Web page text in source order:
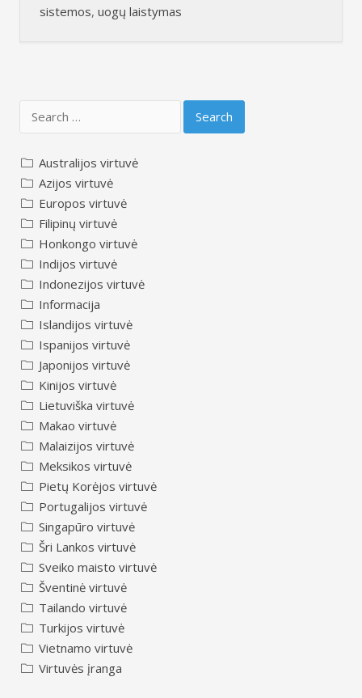
sistemos, uogų laistymas
for:
Australijos virtuvė
Azijos virtuvė
Europos virtuvė
Filipinų virtuvė
Honkongo virtuvė
Indijos virtuvė
Indonezijos virtuvė
Informacija
Islandijos virtuvė
Ispanijos virtuvė
Japonijos virtuvė
Kinijos virtuvė
Lietuviška virtuvė
Makao virtuvė
Malaizijos virtuvė
Meksikos virtuvė
Pietų Korėjos virtuvė
Portugalijos virtuvė
Singapūro virtuvė
Šri Lankos virtuvė
Sveiko maisto virtuvė
Šventinė virtuvė
Tailando virtuvė
Turkijos virtuvė
Vietnamo virtuvė
Virtuvės įranga